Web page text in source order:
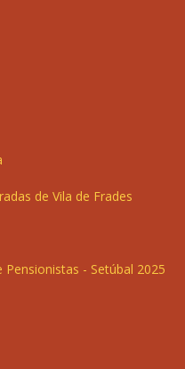
de Vila de Frades
- Setúbal 2025